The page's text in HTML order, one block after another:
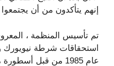
إنهم يتأكدون من أن يجتمعوا
تم تأسيس المنظمة ،
استحقاقات شرطة نيويورك
عام 1985 من قبل